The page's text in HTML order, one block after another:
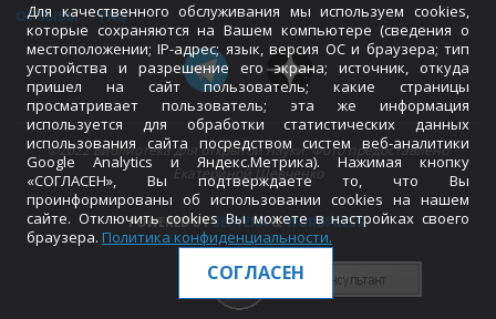
ОТЗЫВЫ
FAQ
©2022 Библиотека для открытой науки. Фото предоставлено
Екатериной Шевченко
POWERED BYSEPTERA&WORDPRESS.
Для качественного обслуживания мы используем cookies,
которые сохраняются на Вашем компьютере (сведения о
местоположении; IP-адрес; язык, версия ОС и браузера; тип
устройства и разрешение его экрана; источник, откуда
пришел на сайт пользователь; какие страницы
просматривает пользователь; эта же информация
используется для обработки статистических данных
использования сайта посредством систем веб-аналитики
Google Analytics и Яндекс.Метрика). Нажимая кнопку
«СОГЛАСЕН», Вы подтверждаете то, что Вы
проинформированы об использовании cookies на нашем
сайте. Отключить cookies Вы можете в настройках своего
браузера. Политика конфиденциальности.
СОГЛАСЕН